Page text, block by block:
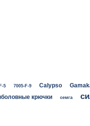
5 7005-F-9 Calypso
крючки семга